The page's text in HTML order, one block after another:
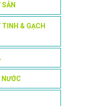
SẢN
TINH & GẠCH
NƯỚC